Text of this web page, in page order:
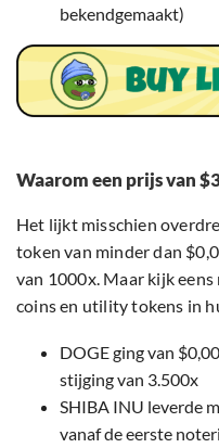
bekendgemaakt)
Waarom een prijs van
Het lijkt misschien
token van minder dan
van 1000x. Maar kijk eens
coins en utility tokens in
DOGE ging van
stijging van 3.500x
SHIBA INU leverde
vanaf de eerste